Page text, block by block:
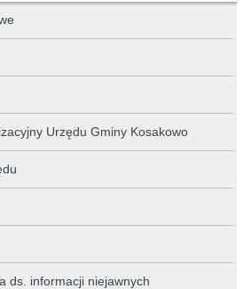
Urzędu Gminy Kosakowo
ds. informacji niejawnych